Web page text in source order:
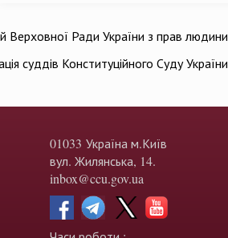
Верховної Ради України з прав людини
суддів Конституційного Суду України
01033 Україна м.Київ
вул. Жилянська, 14.
inbox@ccu.gov.ua